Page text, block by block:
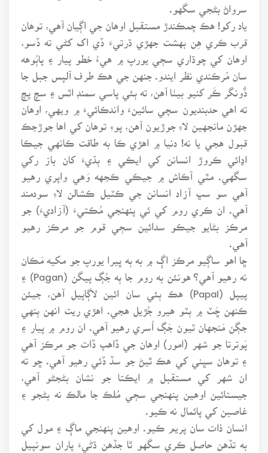
سرواڻ بڻجي سگهو.
ياد رکو! هڪ چمڪندڙ مستقبل اوهان جي اڳيان آهي، توهان
قرب ڪري هِن بهشت جهڙي ڌرتيءَ ڏي اک کڻي ته ڏسو،
اوهان کي چوڌاري سڄي يورپ ۾ هيءُ خطو پيار ۽ پاٻُوهه
سان مُرڪندي نظر ايندو. جنهن جي هڪ طرف آلپس جبل جا
ڏُونگر ڪَر کنيو بيٺا آهن، ته ٻئي پاسي سمنڊ اٿس ۽ سچ پچ
ته اهي حدبنديون سچي سائينءَ واندڪائيءَ ۾ ويهي، اوهان
جهڙن مانجهين لاءِ جوڙيون آهن، پوءِ توهان کي اها جوڙجڪ
قبول هجي يا نه! دنيا ۾ اهڙي ڪا به طاقت ڪانهي جيڪا
اڍائي ڪروڙ انسانن کي ايڪي ۽ ٻڌيءَ کان باز رکي
سگهي. مٿي آڪاش ۾ جيڪي ڪجهه وَهي واپري رهيو
آهي سو سڀ آزاد انسانن جي ڪٽيل ڪشالن لاءِ سودمند
آهي. ان ڪري روم کي ئي پنهنجي مُڪتيءَ (آزاديءَ) جو
مرڪز بڻايو جيڪو سدائين سڄي قوم جو مرڪز رهيو
آهي.
ڇا اهو ساڳيو مرڪز اڳ ۾ به ٻه ڀيرا يورپ جو مکيه مَڪان
نه رهيو آهي؟ هونئن به روم جا ٻه جُڳ پيگن (Pagan) ۽
پيپل (Papal) هڪ ٻئي سان ائين لاڳاپيل آهن، جيئن
ڪنهن ڇَٽ ۾ ٻٽو هيرو جُڙيل هجي. اهڙي ريت انهن ٻنهي
جڳن مَنجهان ٽيون جَڳ اُسري رهيو آهي. ان روم ۾ پيار ۽
پَوترتا جو شهر (امور) اوهان جي ڏاهپ ڏات جو مرڪز آهي
۽ توهان سڀني کي هڪ ٿيڻ جو سڏ ڏئي رهيو آهي. ڇو ته
ان شهر کي مستقبل ۾ ايڪتا جو نشان بڻجڻو آهي،
جيستائين اوهين پنهنجي سڄي مُلڪ جا مالڪ نه بڻجو ۽
غاصبن کي پائمال نه ڪيو.
انسان ذات سان پريم ڪيو. اوهين پنهنجي ماڳ ۽ مول کي
به تڏهن حاصل ڪري سگهو ٿا جڏهن ڌڻيءَ پاران سونپيل